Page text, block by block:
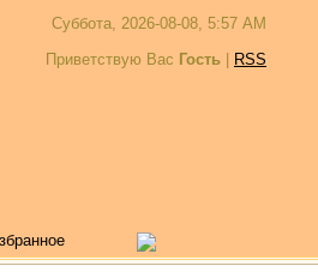
Суббота, 2026-08-08, 5:57 AM
Приветствую Вас Гость RSS